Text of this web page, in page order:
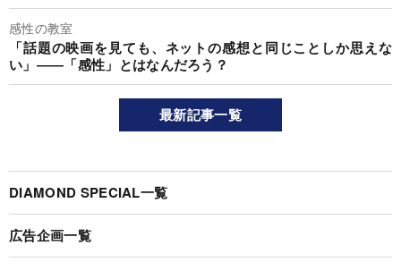
感性の教室
「話題の映画を見ても、ネットの感想と同じことしか思えな
い」――「感性」とはなんだろう？
最新記事一覧
DIAMOND SPECIAL一覧
広告企画一覧